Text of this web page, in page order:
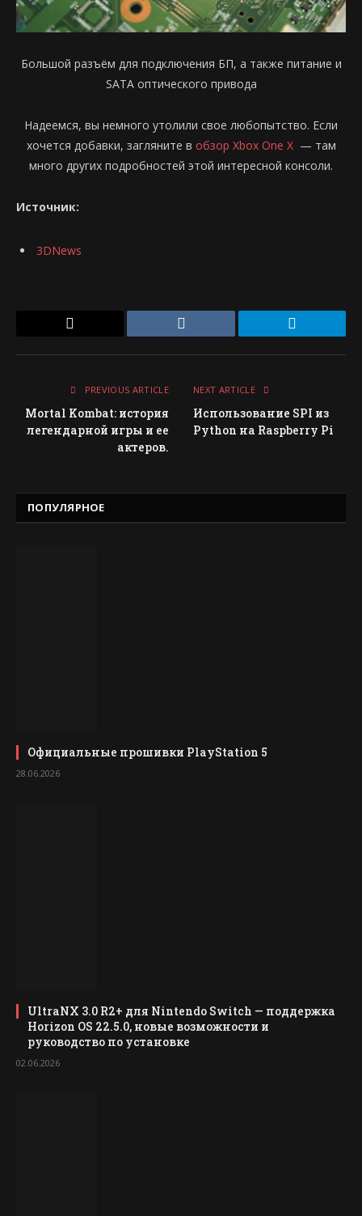
Большой разъём для подключения БП, а также питание и
SATA оптического привода
Надеемся, вы немного утолили свое любопытство. Если
хочется добавки, загляните в обзор Xbox One X— там
много других подробностей этой интересной консоли.
Источник:
3DNews
VKontakte Telegram
PREVIOUS ARTICLE
Mortal Kombat: история
легендарной игры и ее
актеров.
NEXT ARTICLE
Использование SPI из
Python на Raspberry Pi
ПОПУЛЯРНОЕ
Официальные прошивки PlayStation 5
28.06.2026
UltraNX 3.0 R2+ для Nintendo Switch — поддержка
Horizon OS 22.5.0, новые возможности и
руководство по установке
02.06.2026